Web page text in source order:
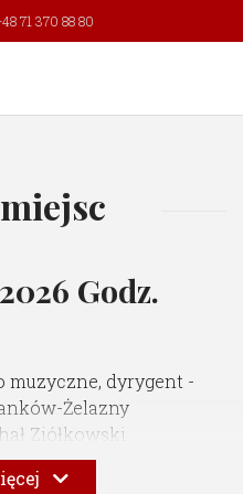
71 370 88 80
Godz.
dyrygent -
Żelazny
Ziółkowski
Miguła-Damasiewicz
Nowak